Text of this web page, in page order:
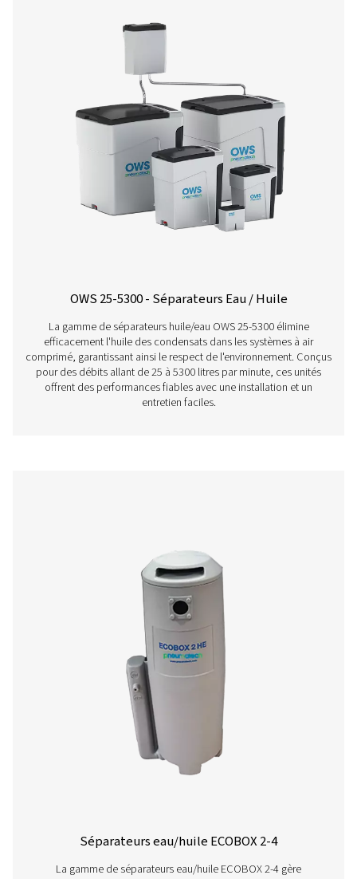
Une gamme complète
produits
Pour en savoir plus sur nos différents types de
eau/huile, cliquez sur le lien ci-dessous.
OWS 25-5300 - Séparateurs Eau /
La gamme de séparateurs huile/eau OWS 25-5300
efficacement l'huile des condensats dans les
comprimé, garantissant ainsi le respect de
pour des débits allant de 25 à 5300 litres par minute,
offrent des performances fiables avec une
entretien faciles.